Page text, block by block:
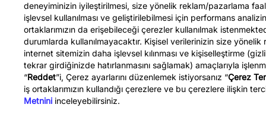
görüyor? 25:03 Üniversite tercihi yapacak olan
gençlere tavsiyeleri neler? 30:48 Bu yaptıkları işi
Türkiye'ye taşımayı düşünüyorlar mı? 31:48
Kapanış YouTube kanalına abone olmak için ▷
http://bit.ly/FatihAltayli Gazeteci - Yazar Fatih
Altaylı, Youtube kanalına özel gündemi
yorumluyor.
Celal
Fatih Altaylı
deneyiminizin iyileştirilmesi, size yönelik reklam/pazarlama
işlevsel kullanılması ve geliştirilebilmesi için performans
ortaklarımızın da erişebileceği çerezler kullanılmak
durumlarda kullanılmayacaktır. Kişisel verilerinizin size
internet sitemizin daha işlevsel kılınması ve kişiselleştirme
tekrar girdiğinizde hatırlanmasını sağlamak) amaçlarıyla
“Reddet”i, Çerez ayarlarını düzenlemek istiyorsanız “Çerez
iş ortaklarımızın kullandığı çerezlere ve bu çerezlere ilişkin
Metnini inceleyebilirsiniz.